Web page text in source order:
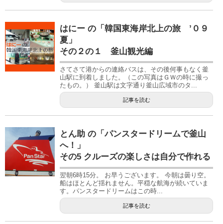
はにー の「韓国東海岸北上の旅 ’０９
夏」
その２の１ 釜山観光編
さてさて港からの連絡バスは、その後何事もなく釜
山駅に到着しました。（この写真はＧＷの時に撮っ
たもの。） 釜山駅は文字通り釜山広域市のタ...
記事を読む
とん助 の「パンスタードリームで釜山
へ！」
その5 クルーズの楽しさは自分で作れる
翌朝6時15分。 お早うございます。 今朝は曇り空。
船はほとんど揺れません。平穏な航海が続いていま
す。パンスタードリームはこの時...
記事を読む